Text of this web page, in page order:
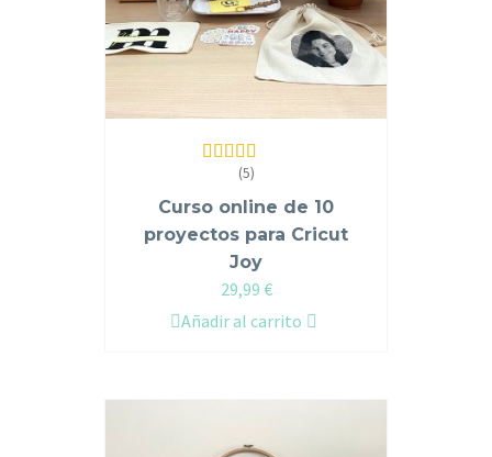
Valorado en
de 5
(5)
Curso online de 10
proyectos para Cricut
Joy
29,99 €
Añadir al carrito